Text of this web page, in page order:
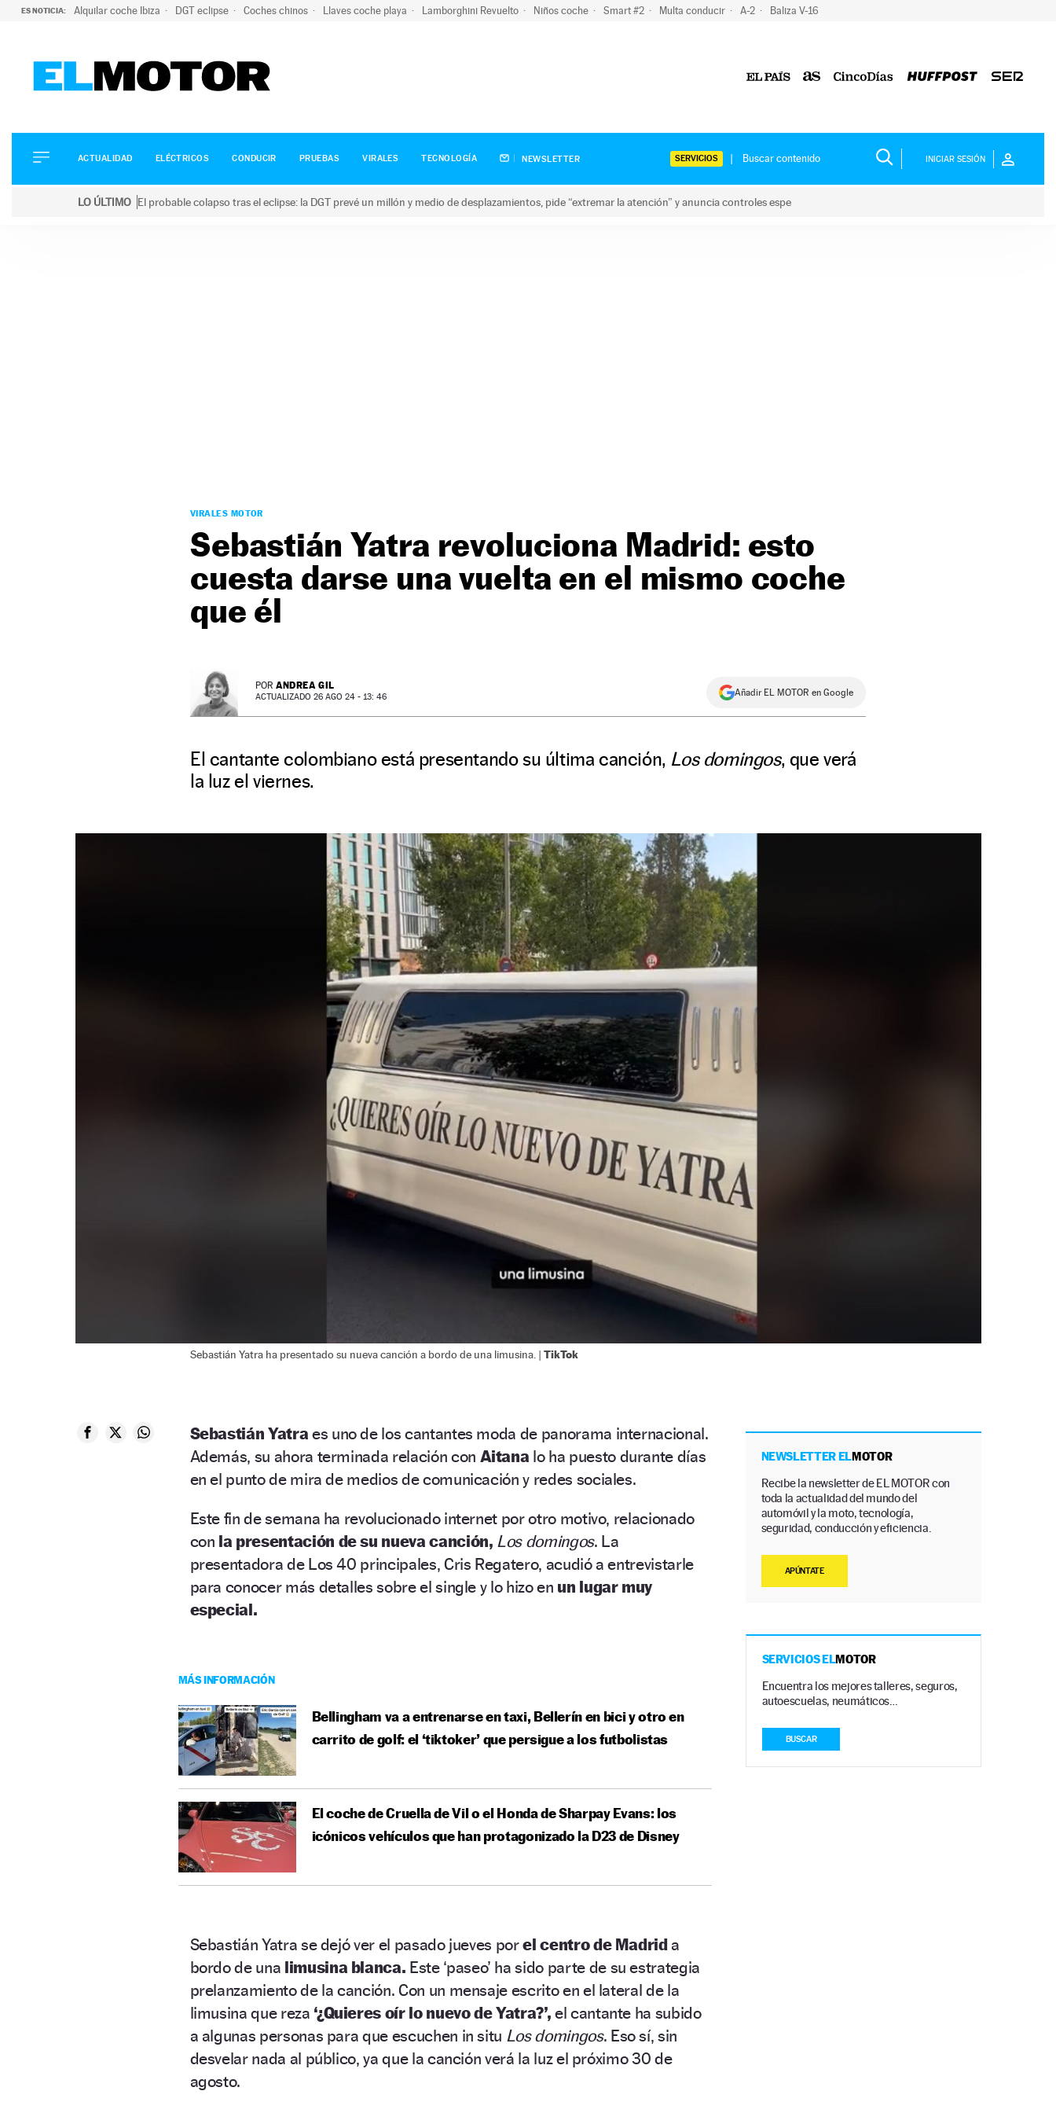
ES NOTICIA: Alquilar coche Ibiza DGT eclipse Coches chinos Llaves coche playa Lamborghini Revuelto Niños coche Smart #2 Multa conducir A-2 Baliza V-16
ELÉCTRICOS
CONDUCIR
ACTUALIDAD ELÉCTRICOS CONDUCIR PRUEBAS VIRALES TECNOLOGÍA NEWSLETTER SERVICIOS INICIAR SESIÓN
LO ÚLTIMO El probable colapso tras el eclipse: la DGT prevé un millón y medio de desplazamientos, pide “extremar la atención” y anuncia controles espe
VIRALES MOTOR
Sebastián Yatra revoluciona Madrid: esto
cuesta darse una vuelta en el mismo coche
que él
POR ANDREA GIL
ACTUALIZADO 26 AGO 24 - 13: 46 Añadir EL MOTOR en Google
El cantante colombiano está presentando su última canción, Los domingos, que verá
la luz el viernes.
Sebastián Yatra ha presentado su nueva canción a bordo de una limusina. | TikTok
Sebastián Yatra es uno de los cantantes moda de panorama internacional.
Además, su ahora terminada relación con Aitana lo ha puesto durante días
en el punto de mira de medios de comunicación y redes sociales.
Este fin de semana ha revolucionado internet por otro motivo, relacionado
con la presentación de su nueva canción, Los domingos. La
presentadora de Los 40 principales, Cris Regatero, acudió a entrevistarle
para conocer más detalles sobre el single y lo hizo en un lugar muy
especial.
MÁS INFORMACIÓN
Bellingham va a entrenarse en taxi, Bellerín en bici y otro en
carrito de golf: el ‘tiktoker’ que persigue a los futbolistas
El coche de Cruella de Vil o el Honda de Sharpay Evans: los
icónicos vehículos que han protagonizado la D23 de Disney
Sebastián Yatra se dejó ver el pasado jueves porel centro de Madrida
bordo de una limusina blanca. Este ‘paseo’ ha sido parte de su estrategia
prelanzamiento de la canción. Con un mensaje escrito en el lateral de la
limusina que reza ‘¿Quieres oír lo nuevo de Yatra?’, el cantante ha subido
a algunas personas para que escuchen in situ Los domingos. Eso sí, sin
desvelar nada al público, ya que la canción verá la luz el próximo 30 de
agosto.
NEWSLETTER ELMOTOR
Recibe la newsletter de EL MOTOR con
toda la actualidad del mundo del
automóvil y la moto, tecnología,
seguridad, conducción y eficiencia.
APÚNTATE
SERVICIOS ELMOTOR
Encuentra los mejores talleres, seguros,
autoescuelas, neumáticos…
BUSCAR